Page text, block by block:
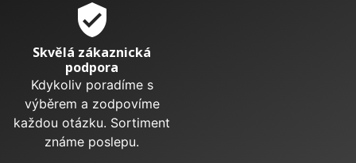
verified_user
Skvělá zákaznická
podpora
Kdykoliv poradíme s
výběrem a zodpovíme
každou otázku. Sortiment
známe poslepu.